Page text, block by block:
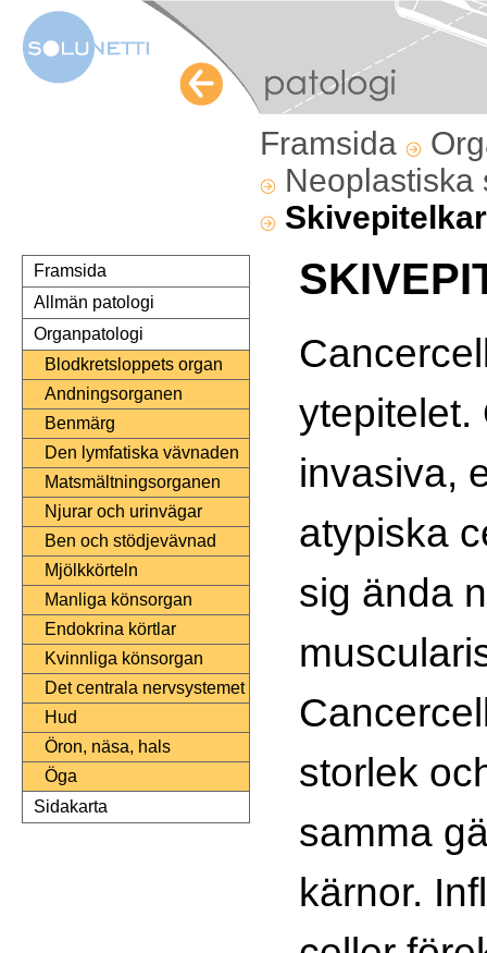
Framsida
Framsida
Allmän patologi
Organpatologi
Blodkretsloppets organ
Andningsorganen
Benmärg
Den lymfatiska vävnaden
Matsmältningsorganen
Njurar och urinvägar
Ben och stödjevävnad
Mjölkkörteln
Manliga könsorgan
Endokrina körtlar
Kvinnliga könsorgan
Det centrala nervsystemet
Hud
Öron, näsa, hals
Öga
Sidakarta
ytepitelet.
invasiva,
atypiska
sig ända
storlek
samma
kärnor.